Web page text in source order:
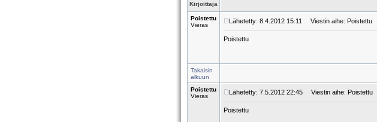
Kirjoittaja
Poistettu
Vieras
Lähetetty: 8.4.2012 15:11 Viestin aihe: Poistettu
Poistettu
Takaisin
alkuun
Poistettu
Vieras
Lähetetty: 7.5.2012 22:45 Viestin aihe: Poistettu
Poistettu